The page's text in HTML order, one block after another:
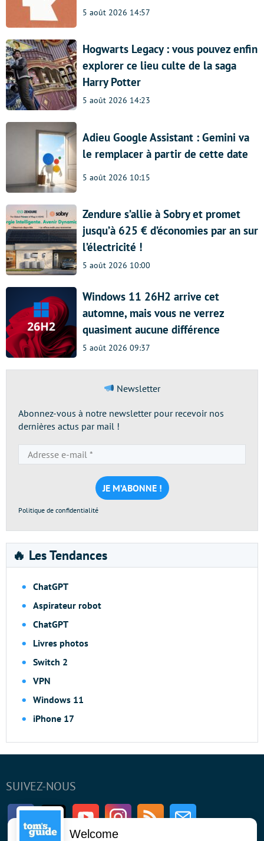
5 août 2026 14:57
Hogwarts Legacy : vous pouvez enfin
explorer ce lieu culte de la saga
Harry Potter
5 août 2026 14:23
Adieu Google Assistant : Gemini va
le remplacer à partir de cette date
5 août 2026 10:15
Zendure s’allie à Sobry et promet
jusqu’à 625 € d’économies par an sur
l’électricité !
5 août 2026 10:00
Windows 11 26H2 arrive cet
automne, mais vous ne verrez
quasiment aucune différence
5 août 2026 09:37
Newsletter
Abonnez-vous à notre newsletter pour recevoir nos
dernières actus par mail !
e-
mail
*
Politique de confidentialité
🔥 Les Tendances
ChatGPT
Aspirateur robot
ChatGPT
Livres photos
Switch 2
VPN
Windows 11
iPhone 17
SUIVEZ-NOUS
FacebookTwitter Youtube InstagramRSS Newsletter
Welcome